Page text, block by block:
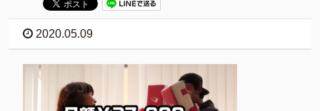
2020.05.09